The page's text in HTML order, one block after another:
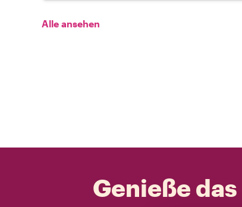
Alle ansehen
Genieße